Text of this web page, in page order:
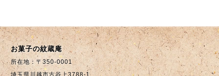
お菓子の紋蔵庵
所在地：〒350-0001
埼玉県川越市古谷上3788-1